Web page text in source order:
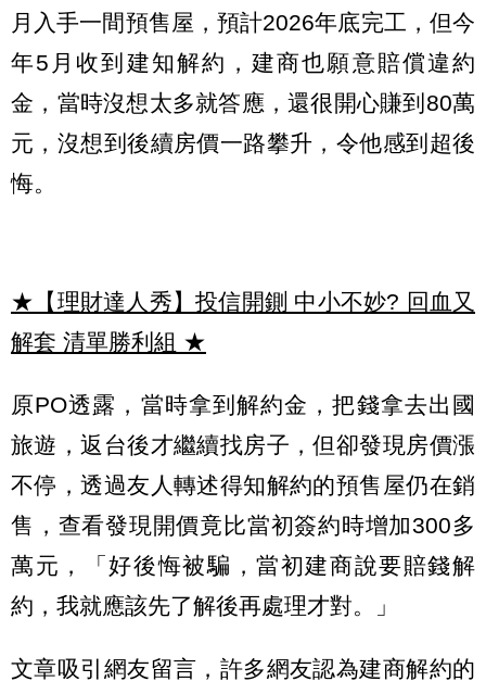
月入手一間預售屋，預計2026年底完工，但今
年5月收到建知解約，建商也願意賠償違約
金，當時沒想太多就答應，還很開心賺到80萬
元，沒想到後續房價一路攀升，令他感到超後
悔。
★【理財達人秀】投信開鍘 中小不妙? 回血又
解套 清單勝利組 ★
原PO透露，當時拿到解約金，把錢拿去出國
旅遊，返台後才繼續找房子，但卻發現房價漲
不停，透過友人轉述得知解約的預售屋仍在銷
售，查看發現開價竟比當初簽約時增加300多
萬元，「好後悔被騙，當初建商說要賠錢解
約，我就應該先了解後再處理才對。」
文章吸引網友留言，許多網友認為建商解約的